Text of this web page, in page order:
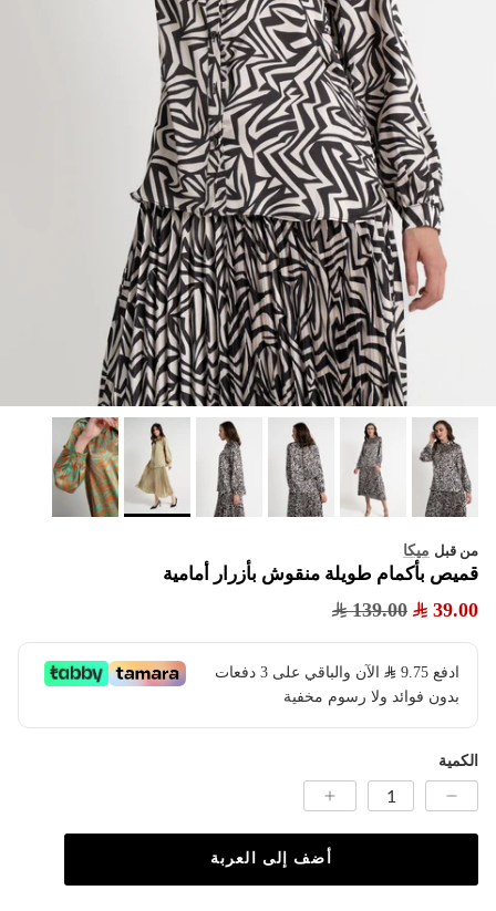
من قبل ميكا
قميص بأكمام طويلة منقوش بأزرار أمامية
39.00
139.00
ادفع 9.75
​ الآن والباقي على 3 دفعات
بدون فوائد ولا رسوم مخفية
الكمية
أضف إلى العربة